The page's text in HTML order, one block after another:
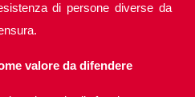
di persone diverse da
valore da difendere